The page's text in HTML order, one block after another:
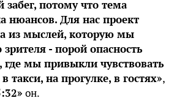
потому что тема
нюансов. Для нас проект
из мыслей, которую мы
- порой опасность
где мы привыкли чувствовать
такси, на прогулке, в гостях»,
он.